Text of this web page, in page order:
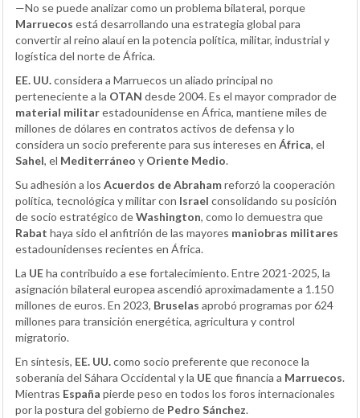
—No se puede analizar como un problema bilateral, porque
Marruecos está desarrollando una estrategia global para
convertir al reino alauí en la potencia política, militar, industrial y
logística del norte de África.
EE. UU.considera a Marruecos un aliado principal no
perteneciente a la OTAN desde 2004. Es el mayor comprador de
material militarestadounidense en África, mantiene miles de
millones de dólares en contratos activos de defensa y lo
considera un socio preferente para sus intereses en África, el
Sahel, el Mediterráneo y Oriente Medio.
Su adhesión a los Acuerdos de Abrahamreforzó la cooperación
política, tecnológica y militar con Israel consolidando su posición
de socio estratégico deWashington, como lo demuestra que
Rabat haya sido el anfitrión de las mayores maniobras militares
estadounidenses recientes en África.
La UEha contribuido a ese fortalecimiento. Entre 2021-2025, la
asignación bilateral europea ascendió aproximadamente a 1.150
millones de euros. En 2023, Bruselas aprobó programas por 624
millones para transición energética, agricultura y control
migratorio.
En síntesis, EE. UU.como socio preferente que reconoce la
soberanía del Sáhara Occidental y la UEque financia a Marruecos.
Mientras España pierde peso en todos los foros internacionales
por la postura del gobierno de Pedro Sánchez.